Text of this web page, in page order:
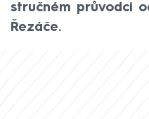
stručném průvodci
Řezáče.